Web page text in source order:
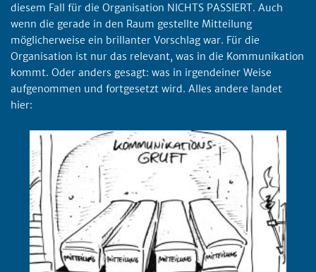
diesem Fall für die Organisation NICHTS PASSIERT. Auch
wenn die gerade in den Raum gestellte Mitteilung
möglicherweise ein brillanter Vorschlag war. Für die
Organisation ist nur das relevant, was in die Kommunikation
kommt. Oder anders gesagt: was in irgendeiner Weise
aufgenommen und fortgesetzt wird. Alles andere landet
hier: